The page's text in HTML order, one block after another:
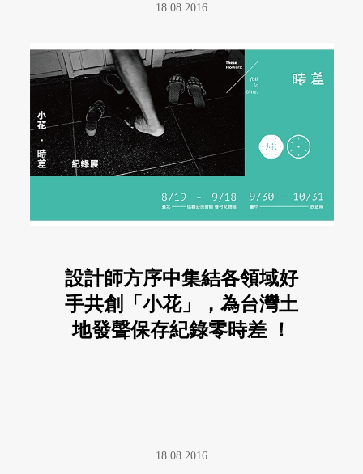
18.08.2016
設計師方序中集結各領域好
手共創「小花」，為台灣土
地發聲保存紀錄零時差 ！
18.08.2016